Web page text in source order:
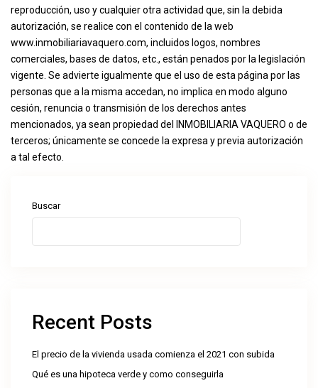
reproducción, uso y cualquier otra actividad que, sin la debida
autorización, se realice con el contenido de la web
www.inmobiliariavaquero.com, incluidos logos, nombres
comerciales, bases de datos, etc., están penados por la legislación
vigente. Se advierte igualmente que el uso de esta página por las
personas que a la misma accedan, no implica en modo alguno
cesión, renuncia o transmisión de los derechos antes
mencionados, ya sean propiedad del INMOBILIARIA VAQUERO o de
terceros; únicamente se concede la expresa y previa autorización
a tal efecto.
Buscar
Recent Posts
El precio de la vivienda usada comienza el 2021 con subida
Qué es una hipoteca verde y como conseguirla